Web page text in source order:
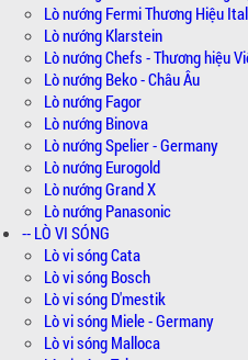
Lò nướng Fermi Thương Hiệu
Lò nướng Klarstein
Lò nướng Chefs - Thương hiệu
Lò nướng Beko - Châu Âu
Lò nướng Fagor
Lò nướng Binova
Lò nướng Spelier - Germany
Lò nướng Eurogold
Lò nướng Grand X
Lò nướng Panasonic
-- LÒ VI SÓNG
Lò vi sóng Cata
Lò vi sóng Bosch
Lò vi sóng D'mestik
Lò vi sóng Miele - Germany
Lò vi sóng Malloca